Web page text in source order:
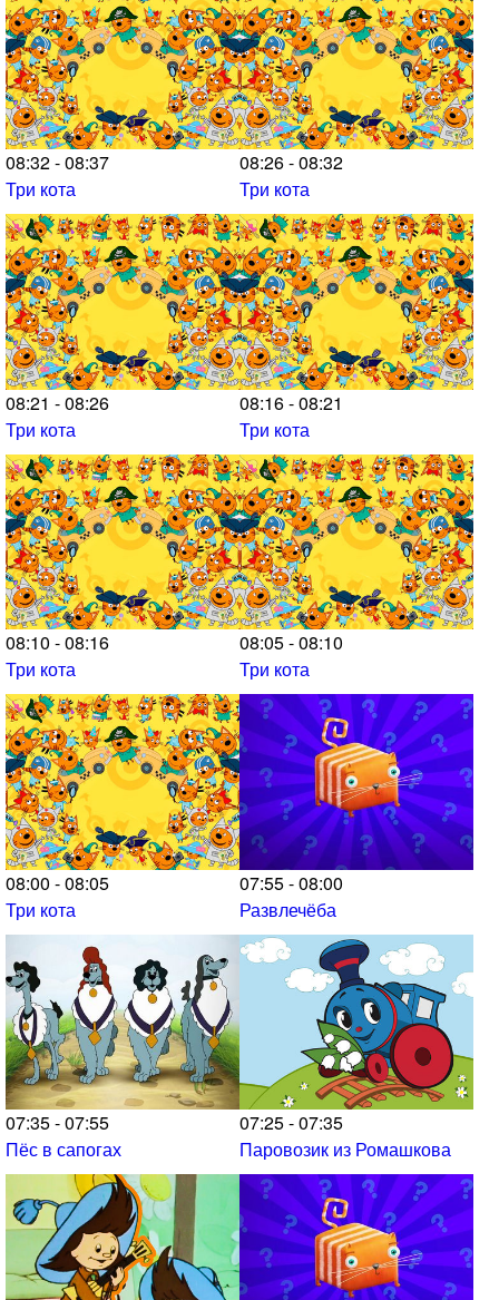
08:32 - 08:37
Три кота
08:26 - 08:32
Три кота
08:21 - 08:26
Три кота
08:16 - 08:21
Три кота
08:10 - 08:16
Три кота
08:05 - 08:10
Три кота
08:00 - 08:05
Три кота
07:55 - 08:00
Развлечёба
07:35 - 07:55
Пёс в сапогах
07:25 - 07:35
Паровозик из Ромашкова